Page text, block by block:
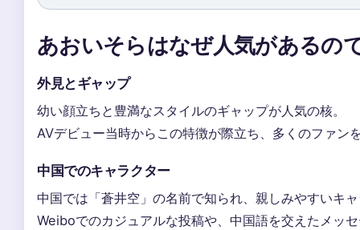
あおいそらはなぜ人気があるの
外見とギャップ
幼い顔立ちと豊満なスタイルのギャップが人気の核。
AVデビュー当時からこの特徴が際立ち、多くのファン
中国でのキャラクター
中国では「蒼井空」の名前で知られ、親しみやすいキ
Weiboでのカジュアルな投稿や、中国語を交えたメッ